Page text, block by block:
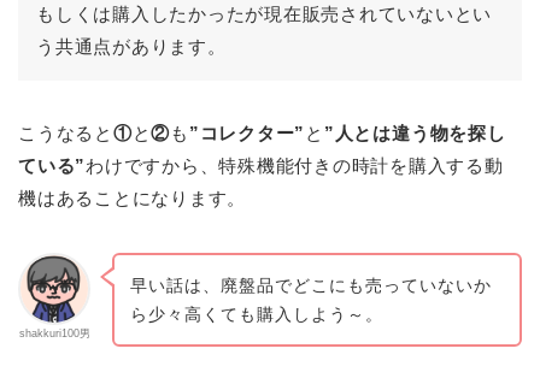
もしくは購入したかったが現在販売されていないとい
う共通点があります。
こうなると ①と②も ”コレクター” と ”人とは違う物を探し
ている”わけですから、特殊機能付きの時計を購入する動
機はあることになります。
shakkuri100男
早い話は、廃盤品でどこにも売っていないか
ら少々高くても購入しよう～。